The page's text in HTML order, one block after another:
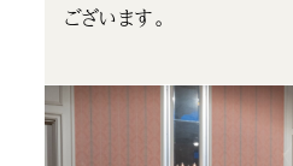
ございます。